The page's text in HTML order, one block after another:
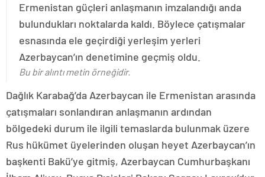
Ermenistan güçleri anlaşmanın imzalandığı anda
bulundukları noktalarda kaldı. Böylece çatışmalar
esnasında ele geçirdiği yerleşim yerleri
Azerbaycan’ın denetimine geçmiş oldu.
Bu bir alıntı metin örneğidir.
Dağlık Karabağ’da Azerbaycan ile Ermenistan arasında
çatışmaları sonlandıran anlaşmanın ardından
bölgedeki durum ile ilgili temaslarda bulunmak üzere
Rus hükümet üyelerinden oluşan heyet Azerbaycan’ın
başkenti Bakü’ye gitmiş, Azerbaycan Cumhurbaşkanı